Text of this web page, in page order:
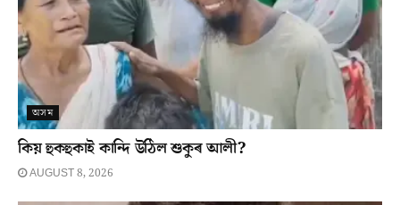
অসম
কিয় হুকহুকাই কান্দি উঠিল শুকুৰ আলী?
AUGUST 8, 2026